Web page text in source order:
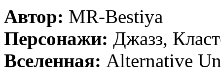
Автор: MR-Bestiya
Персонажи: Джазз,
Вселенная: Alternative